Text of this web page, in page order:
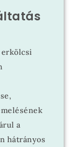
a
hátrányos